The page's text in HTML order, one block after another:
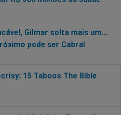
Gilmar solta mais um...
pode ser Cabral